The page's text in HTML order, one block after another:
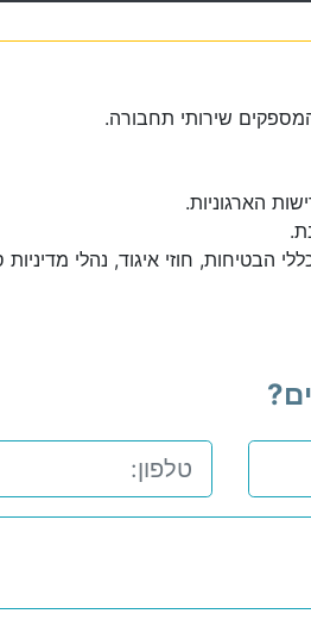
שירותי תחבורה.
הארגוניות.
הבטיחות, חוזי איגוד, נהלי